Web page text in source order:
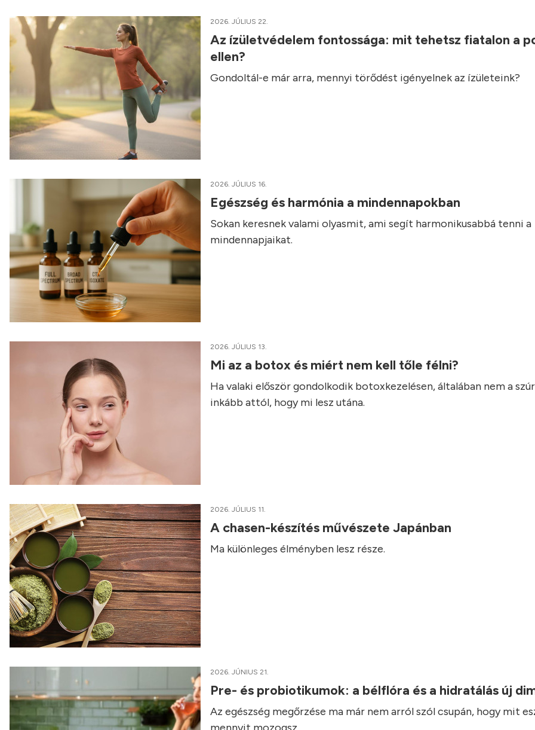
2026. JÚLIUS 22.
Az ízületvédelem fontossága: mit tehetsz fiatalon a
ellen?
Gondoltál-e már arra, mennyi törődést igényelnek az ízületeink?
2026. JÚLIUS 16.
Egészség és harmónia a mindennapokban
Sokan keresnek valami olyasmit, ami segít harmonikusabbá tenni a
mindennapjaikat.
2026. JÚLIUS 13.
Mi az a botox és miért nem kell tőle félni?
Ha valaki először gondolkodik botoxkezelésen, általában nem a
inkább attól, hogy mi lesz utána.
2026. JÚLIUS 11.
A chasen-készítés művészete Japánban
Ma különleges élményben lesz része.
2026. JÚNIUS 21.
Pre- és probiotikumok: a bélflóra és a hidratálás új
Az egészség megőrzése ma már nem arról szól csupán, hogy mit